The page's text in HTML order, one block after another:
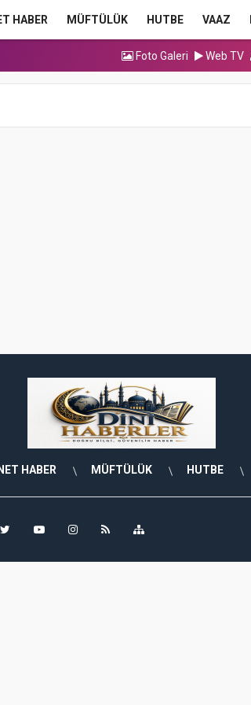
HABER MÜFTÜLÜK HUTBE VAAZ
Kur’an...
Foto Galeri Web TV
HABER MÜFTÜLÜK HUTBE